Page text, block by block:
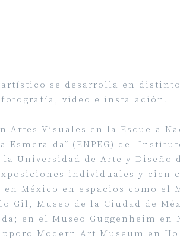
se desarrolla en
video e instalación.
Artes Visuales en la Escuela
Esmeralda” (ENPEG) del
Universidad de Arte y Diseño
individuales y cien
en México en espacios como el
Gil, Museo de la Ciudad de
en el Museo Guggenheim en
Modern Art Museum en